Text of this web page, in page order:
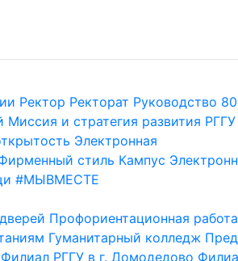
Ректор Ректорат Руководство
Миссия и стратегия развития
Электронная
стиль Кампус
#МЫВМЕСТЕ
Профориентационная
Гуманитарный колледж
Филиал РГГУ в г. Домодедово